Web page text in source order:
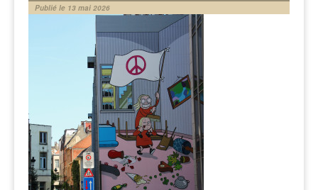
Publié le 13 mai 2026